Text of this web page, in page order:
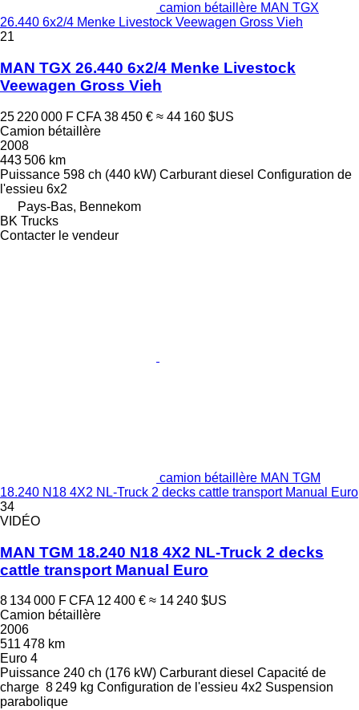
camion bétaillère MAN TGX
26.440 6x2/4 Menke Livestock Veewagen Gross Vieh
21
MAN TGX 26.440 6x2/4 Menke Livestock
Veewagen Gross Vieh
25 220 000 F CFA 38 450 € ≈ 44 160 $US
Camion bétaillère
2008
443 506 km
Puissance 598 ch (440 kW) Carburant diesel Configuration de
l'essieu 6x2
Pays-Bas, Bennekom
BK Trucks
Contacter le vendeur
camion bétaillère MAN TGM
18.240 N18 4X2 NL-Truck 2 decks cattle transport Manual Euro
34
VIDÉO
MAN TGM 18.240 N18 4X2 NL-Truck 2 decks
cattle transport Manual Euro
8 134 000 F CFA 12 400 € ≈ 14 240 $US
Camion bétaillère
2006
511 478 km
Euro 4
Puissance 240 ch (176 kW) Carburant diesel Capacité de
charge 8 249 kg Configuration de l'essieu 4x2 Suspension
parabolique